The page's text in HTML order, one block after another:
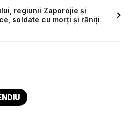
regiunii Zaporojie și
soldate cu morți și răniți